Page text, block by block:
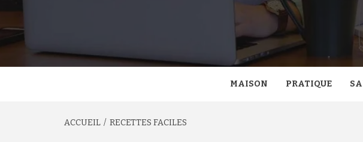
MAISON PRATIQUE
ACCUEIL RECETTES FACILES